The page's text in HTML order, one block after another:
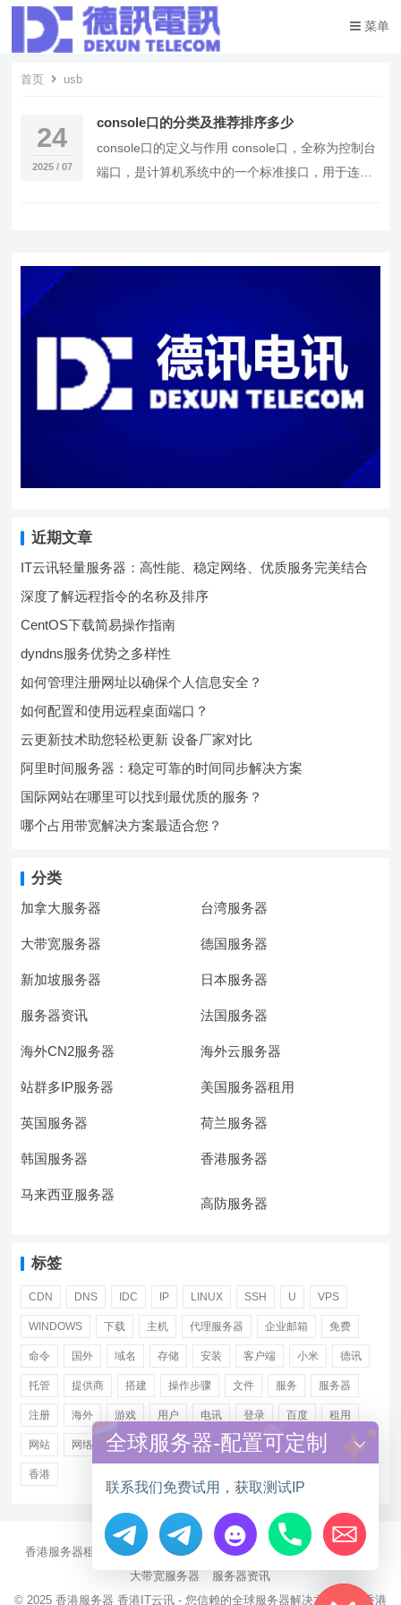
菜单
首页 usb
24
2025 / 07
console口的分类及推荐排序多少
console口的定义与作用 console口，全称为控制台
端口，是计算机系统中的一个标准接口，用于连接
近期文章
IT云讯轻量服务器：高性能、稳定网络、优质服务完美结合
深度了解远程指令的名称及排序
CentOS下载简易操作指南
dyndns服务优势之多样性
如何管理注册网址以确保个人信息安全？
如何配置和使用远程桌面端口？
云更新技术助您轻松更新 设备厂家对比
阿里时间服务器：稳定可靠的时间同步解决方案
国际网站在哪里可以找到最优质的服务？
哪个占用带宽解决方案最适合您？
分类
加拿大服务器 台湾服务器
大带宽服务器 德国服务器
新加坡服务器 日本服务器
服务器资讯 法国服务器
海外CN2服务器 海外云服务器
站群多IP服务器 美国服务器租用
英国服务器 荷兰服务器
韩国服务器 香港服务器
马来西亚服务器
高防服务器
标签
CDN DNS IDC IP LINUX SSH U VPS
WINDOWS 下载 主机 代理服务器 企业邮箱 免费
命令 国外 域名 存储 安装 客户端 小米 德讯
托管 提供商 搭建 操作步骤 文件 服务 服务器
注册 海外 游戏 用户 电讯 登录 百度 租用
网站 网络 腾讯 虚拟主机 证书 配置 阿里
香港
香港服务器租用 海外CN2服务器 站群多IP服务器
海外云服务器
大带宽服务器
服务器资讯
© 2025 香港服务器 香港IT云讯 - 您信赖的全球服务器解决方案伙伴 香港
Hide chaty
全球服务器-配置可定制
联系我们免费试用，获取测试IP